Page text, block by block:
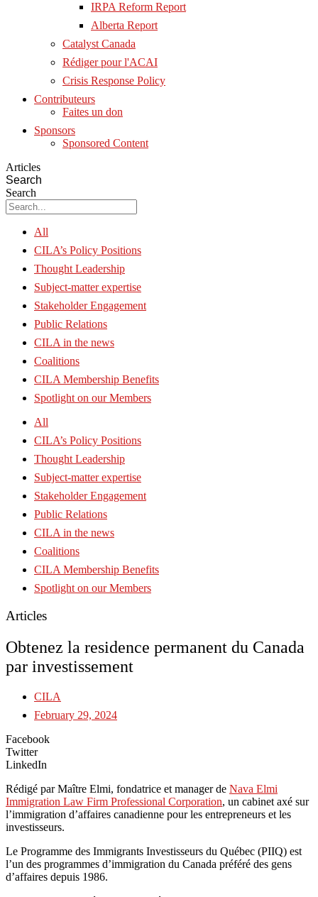
IRPA Reform Report
Alberta Report
Catalyst Canada
Rédiger pour l'ACAI
Crisis Response Policy
Contributeurs
Faites un don
Sponsors
Sponsored Content
Articles
Search
Search
All
CILA’s Policy Positions
Thought Leadership
Subject-matter expertise
Stakeholder Engagement
Public Relations
CILA in the news
Coalitions
CILA Membership Benefits
Spotlight on our Members
All
CILA’s Policy Positions
Thought Leadership
Subject-matter expertise
Stakeholder Engagement
Public Relations
CILA in the news
Coalitions
CILA Membership Benefits
Spotlight on our Members
Articles
Obtenez la residence permanent du Canada
par investissement
CILA
February 29, 2024
Facebook
Twitter
LinkedIn
Rédigé par Maître Elmi, fondatrice et manager de Nava Elmi
Immigration Law Firm Professional Corporation, un cabinet axé sur
l’immigration d’affaires canadienne pour les entrepreneurs et les
investisseurs.
Le Programme des Immigrants Investisseurs du Québec (PIIQ) est
l’un des programmes d’immigration du Canada préféré des gens
d’affaires depuis 1986.